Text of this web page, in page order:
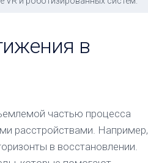
в
частью процесса
расстройствами. Например,
в восстановлении.